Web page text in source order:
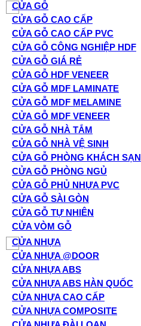
CỬA GỖ
CỬA GỖ CAO CẤP
CỬA GỖ CAO CẤP PVC
CỬA GỖ CÔNG NGHIỆP HDF
CỬA GỖ GIÁ RẺ
CỬA GỖ HDF VENEER
CỬA GỖ MDF LAMINATE
CỬA GỖ MDF MELAMINE
CỬA GỖ MDF VENEER
CỬA GỖ NHÀ TẮM
CỬA GỖ NHÀ VỆ SINH
CỬA GỖ PHÒNG KHÁCH SẠN
CỬA GỖ PHÒNG NGỦ
CỬA GỖ PHỦ NHỰA PVC
CỬA GỖ SÀI GÒN
CỬA GỖ TỰ NHIÊN
CỬA VÒM GỖ
CỬA NHỰA
CỬA NHỰA @DOOR
CỬA NHỰA ABS
CỬA NHỰA ABS HÀN QUỐC
CỬA NHỰA CAO CẤP
CỬA NHỰA COMPOSITE